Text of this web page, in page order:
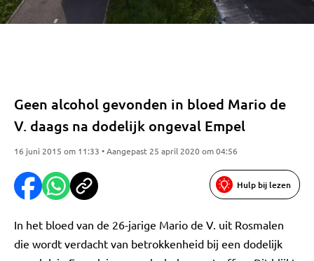
Geen alcohol gevonden in bloed Mario de
V. daags na dodelijk ongeval Empel
16 juni 2015 om 11:33 • Aangepast 25 april 2020 om 04:56
Hulp bij lezen
In het bloed van de 26-jarige Mario de V. uit Rosmalen
die wordt verdacht van betrokkenheid bij een dodelijk